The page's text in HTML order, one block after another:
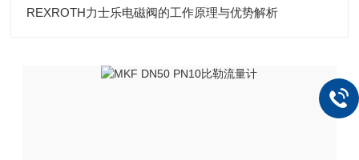
REXROTH力士乐电磁阀的工作原理与优势解析